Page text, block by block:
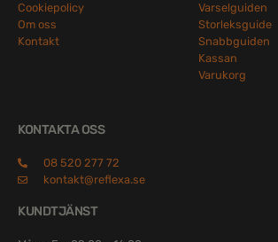
Cookiepolicy
Om oss
Kontakt
Varselguiden
Storleksguide
Snabbguiden
Kassan
Varukorg
KONTAKTA OSS
08 520 277 72
kontakt@reflexa.se
KUNDTJÄNST